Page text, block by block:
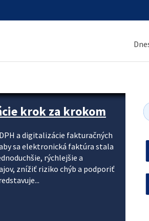
krok za krokom
a digitalizácie fakturačných
sa elektronická faktúra stala
rýchlejšie a
znížiť riziko chýb a podporiť